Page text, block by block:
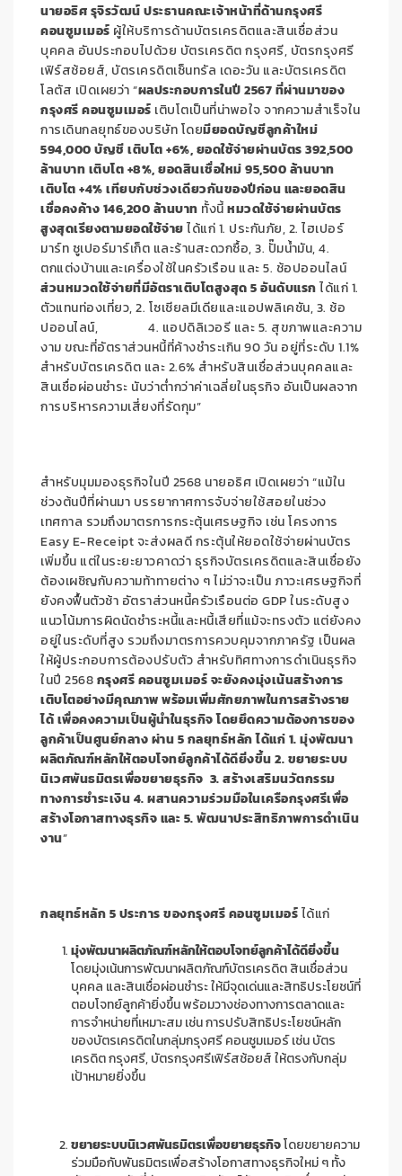
นายอธิศ รุจิรวัฒน์ประธานคณะเจ้าหน้าที่ด้านกรุงศรี
คอนซูมเมอร์ ผู้ให้บริการด้านบัตรเครดิตและสินเชื่อส่วน
บุคคล อันประกอบไปด้วย บัตรเครดิต กรุงศรี, บัตรกรุงศรี
เฟิร์สช้อยส์, บัตรเครดิตเซ็นทรัล เดอะวัน และบัตรเครดิต
โลตัส เปิดเผยว่า “ผลประกอบการในปี2567ที่ผ่านมาของ
กรุงศรี คอนซูมเมอร์ เติบโตเป็นที่น่าพอใจ จากความสำเร็จใน
การเดินกลยุทธ์ของบริษัท โดยมียอดบัญชีลูกค้าใหม่
594,000 บัญชี เติบโต +6%, ยอดใช้จ่ายผ่านบัตร392,500
ล้านบาท เติบโต+8%, ยอดสินเชื่อใหม่ 95,500ล้านบาท
เติบโต+4% เทียบกับช่วงเดียวกันของปีก่อน และยอดสิน
เชื่อคงค้าง 146,200 ล้านบาท ทั้งนี้หมวดใช้จ่ายผ่านบัตร
สูงสุดเรียงตามยอดใช้จ่ายได้แก่ 1. ประกันภัย, 2. ไฮเปอร์
มาร์ท ซูเปอร์มาร์เก็ต และร้านสะดวกซื้อ, 3. ปั๊มน้ำมัน, 4.
ตกแต่งบ้านและเครื่องใช้ในครัวเรือน และ 5. ช้อปออนไลน์
ส่วนหมวดใช้จ่ายที่มีอัตราเติบโตสูงสุด5 อันดับแรกได้แก่ 1.
ตัวแทนท่องเที่ยว, 2. โซเชียลมีเดียและแอปพลิเคชัน, 3. ช้อ
ปออนไลน์, 4. แอปดิลิเวอรี และ 5. สุขภาพและความ
งาม ขณะที่อัตราส่วนหนี้ที่ค้างชำระเกิน 90 วัน อยู่ที่ระดับ 1.1%
สำหรับบัตรเครดิต และ 2.6% สำหรับสินเชื่อส่วนบุคคลและ
สินเชื่อผ่อนชำระ นับว่าต่ำกว่าค่าเฉลี่ยในธุรกิจ อันเป็นผลจาก
การบริหารความเสี่ยงที่รัดกุม”
สำหรับมุมมองธุรกิจในปี 2568 นายอธิศ เปิดเผยว่า “แม้ใน
ช่วงต้นปีที่ผ่านมา บรรยากาศการจับจ่ายใช้สอยในช่วง
เทศกาล รวมถึงมาตรการกระตุ้นเศรษฐกิจ เช่น โครงการ
Easy E-Receipt จะส่งผลดี กระตุ้นให้ยอดใช้จ่ายผ่านบัตร
เพิ่มขึ้น แต่ในระยะยาวคาดว่า ธุรกิจบัตรเครดิตและสินเชื่อยัง
ต้องเผชิญกับความท้าทายต่าง ๆ ไม่ว่าจะเป็น ภาวะเศรษฐกิจที่
ยังคงฟื้นตัวช้า อัตราส่วนหนี้ครัวเรือนต่อ GDP ในระดับสูง
แนวโน้มการผิดนัดชำระหนี้และหนี้เสียที่แม้จะทรงตัว แต่ยังคง
อยู่ในระดับที่สูง รวมถึงมาตรการควบคุมจากภาครัฐ เป็นผล
ให้ผู้ประกอบการต้องปรับตัว สำหรับทิศทางการดำเนินธุรกิจ
ในปี 2568กรุงศรี คอนซูมเมอร์ จะยังคงมุ่งเน้นสร้างการ
เติบโตอย่างมีคุณภาพ พร้อมเพิ่มศักยภาพในการสร้างราย
ได้ เพื่อคงความเป็นผู้นำในธุรกิจ โดยยึดความต้องการของ
ลูกค้าเป็นศูนย์กลาง ผ่าน5 กลยุทธ์หลัก ได้แก่ 1.มุ่งพัฒนา
ผลิตภัณฑ์หลักให้ตอบโจทย์ลูกค้าได้ดียิ่งขึ้น2. ขยายระบบ
นิเวศพันธมิตรเพื่อขยายธุรกิจ 3.สร้างเสริมนวัตกรรม
ทางการชำระเงิน4. ผสานความร่วมมือในเครือกรุงศรีเพื่อ
สร้างโอกาสทางธุรกิจ และ 5. พัฒนาประสิทธิภาพการดำเนิน
งาน”
กลยุทธ์หลัก5 ประการของกรุงศรี คอนซูมเมอร์ได้แก่
มุ่งพัฒนาผลิตภัณฑ์หลักให้ตอบโจทย์ลูกค้าได้ดียิ่งขึ้น
โดยมุ่งเน้นการพัฒนาผลิตภัณฑ์บัตรเครดิต สินเชื่อส่วน
บุคคล และสินเชื่อผ่อนชำระ ให้มีจุดเด่นและสิทธิประโยชน์ที่
ตอบโจทย์ลูกค้ายิ่งขึ้น พร้อมวางช่องทางการตลาดและ
การจำหน่ายที่เหมาะสม เช่น การปรับสิทธิประโยชน์หลัก
ของบัตรเครดิตในกลุ่มกรุงศรี คอนซูมเมอร์ เช่น บัตร
เครดิต กรุงศรี, บัตรกรุงศรีเฟิร์สช้อยส์ ให้ตรงกับกลุ่ม
เป้าหมายยิ่งขึ้น
ขยายระบบนิเวศพันธมิตรเพื่อขยายธุรกิจโดยขยายความ
ร่วมมือกับพันธมิตรเพื่อสร้างโอกาสทางธุรกิจใหม่ ๆ ทั้ง